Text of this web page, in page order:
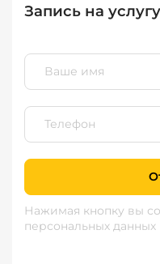
Запись на услугу
Нажимая кнопку вы
персональных данных